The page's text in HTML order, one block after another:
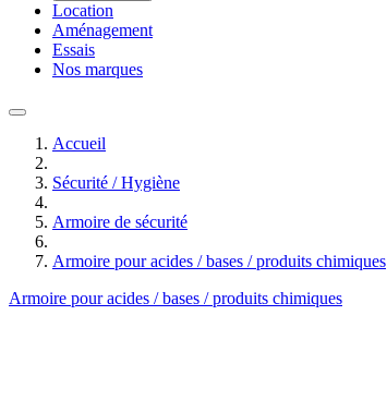
Location
Aménagement
Essais
Nos marques
Accueil
Sécurité / Hygiène
Armoire de sécurité
Armoire pour acides / bases / produits chimiques
Armoire pour acides / bases / produits chimiques